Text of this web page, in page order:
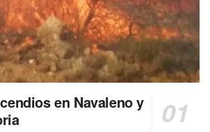
en Navaleno y